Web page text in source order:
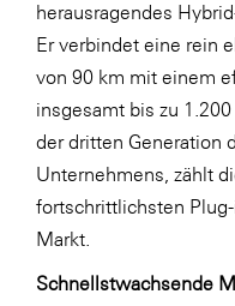
herausragendes
Er verbindet eine rein
von 90 km mit einem
insgesamt bis zu
der dritten Generation
Unternehmens, zählt
fortschrittlichsten
Markt.
Schnellstwachsende